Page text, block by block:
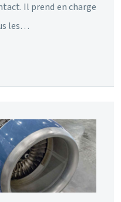
Il prend en charge
les…